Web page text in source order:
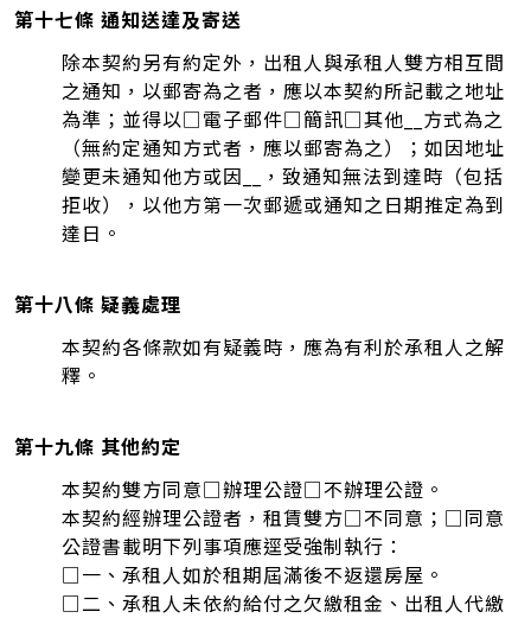
第十七條 通知送達及寄送
除本契約另有約定外，出租人與承租人雙方相互間
之通知，以郵寄為之者，應以本契約所記載之地址
為準；並得以□電子郵件□簡訊□其他__方式為之
（無約定通知方式者，應以郵寄為之）；如因地址
變更未通知他方或因__，致通知無法到達時（包括
拒收），以他方第一次郵遞或通知之日期推定為到
達日。
第十八條 疑義處理
本契約各條款如有疑義時，應為有利於承租人之解
釋。
第十九條 其他約定
本契約雙方同意□辦理公證□不辦理公證。
本契約經辦理公證者，租賃雙方□不同意；□同意
公證書載明下列事項應逕受強制執行：
□一、承租人如於租期屆滿後不返還房屋。
□二、承租人未依約給付之欠繳租金、出租人代繳